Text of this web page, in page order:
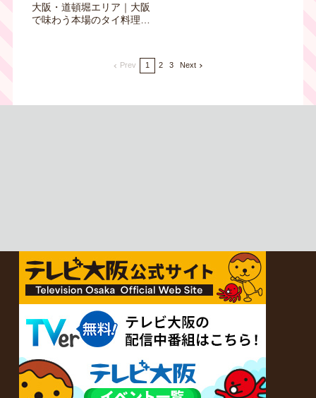
大阪・道頓堀エリア｜大阪
で味わう本場のタイ料理！
Prev 1 2 3 Next